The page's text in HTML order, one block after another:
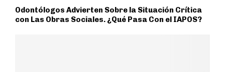
Odontólogos Advierten Sobre la Situación Crítica
con Las Obras Sociales. ¿Qué Pasa Con el IAPOS?